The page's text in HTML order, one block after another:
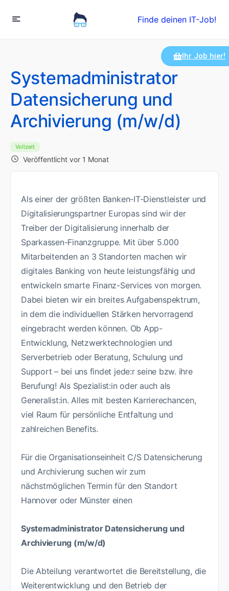
Finde deinen IT-Job!
Systemadministrator
Datensicherung und
Archivierung (m/w/d)
Vollzeit
Veröffentlicht vor 1 Monat
Ihr Job hier!
Als einer der größten Banken-IT-Dienstleister und
Digitalisierungspartner Europas sind wir der
Treiber der Digitalisierung innerhalb der
Sparkassen-Finanzgruppe. Mit über 5.000
Mitarbeitenden an 3 Standorten machen wir
digitales Banking von heute leistungsfähig und
entwickeln smarte Finanz-Services von morgen.
Dabei bieten wir ein breites Aufgabenspektrum,
in dem die individuellen Stärken hervorragend
eingebracht werden können. Ob App-
Entwicklung, Netzwerktechnologien und
Serverbetrieb oder Beratung, Schulung und
Support – bei uns findet jede:r seine bzw. ihre
Berufung! Als Spezialist:in oder auch als
Generalist:in. Alles mit besten Karrierechancen,
viel Raum für persönliche Entfaltung und
zahlreichen Benefits.
Für die Organisationseinheit C/S Datensicherung
und Archivierung suchen wir zum
nächstmöglichen Termin für den Standort
Hannover oder Münster einen
Systemadministrator Datensicherung und
Archivierung (m/w/d)
Die Abteilung verantwortet die Bereitstellung, die
Weiterentwicklung und den Betrieb der